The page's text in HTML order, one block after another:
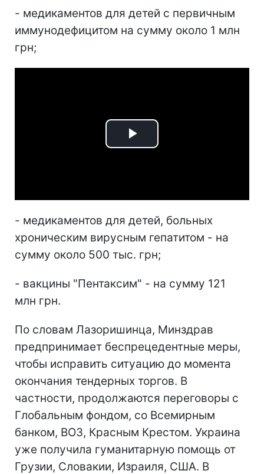
- медикаментов для детей с первичным
иммунодефицитом на сумму около 1 млн
грн;
Play
- медикаментов для детей, больных
хроническим вирусным гепатитом - на
сумму около 500 тыс. грн;
- вакцины "Пентаксим" - на сумму 121
млн грн.
По словам Лазоришинца, Минздрав
предпринимает беспрецедентные меры,
чтобы исправить ситуацию до момента
окончания тендерных торгов. В
частности, продолжаются переговоры с
Глобальным фондом, со Всемирным
банком, ВОЗ, Красным Крестом. Украина
уже получила гуманитарную помощь от
Грузии, Словакии, Израиля, США. В